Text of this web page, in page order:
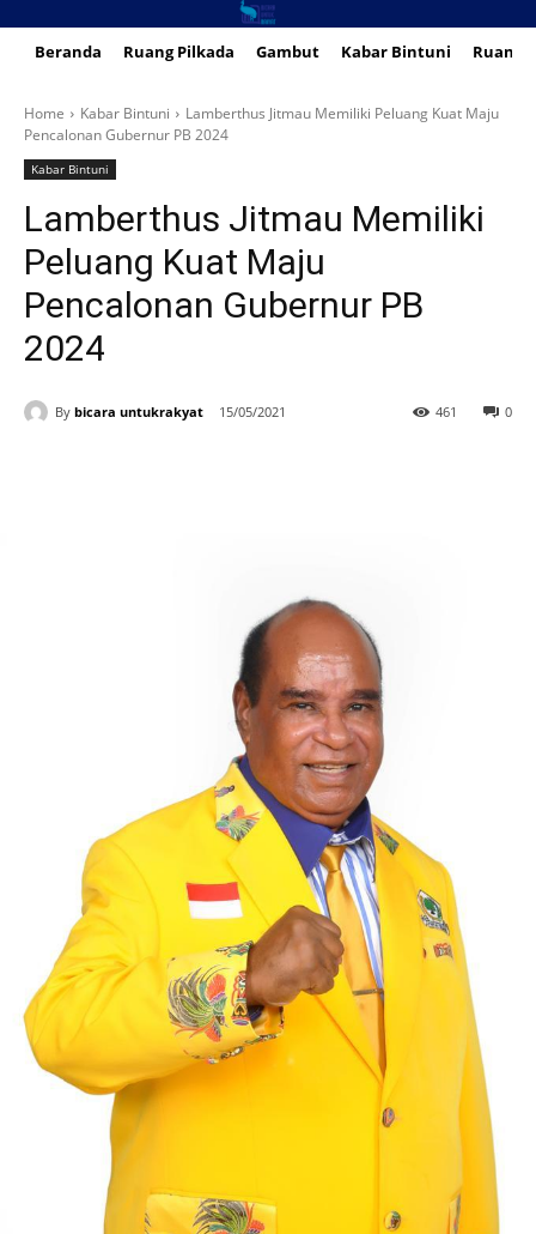
Beranda Ruang Pilkada Gambut Kabar Bintuni Ruang
Home Kabar Bintuni
Lamberthus Jitmau Memiliki Peluang Kuat Maju
Pencalonan Gubernur PB 2024
Kabar Bintuni
Lamberthus Jitmau Memiliki
Peluang Kuat Maju
Pencalonan Gubernur PB
2024
By bicara untukrakyat 15/05/2021 0
461